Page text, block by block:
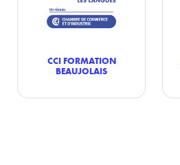
CCI FORMATION
BEAUJOLAIS